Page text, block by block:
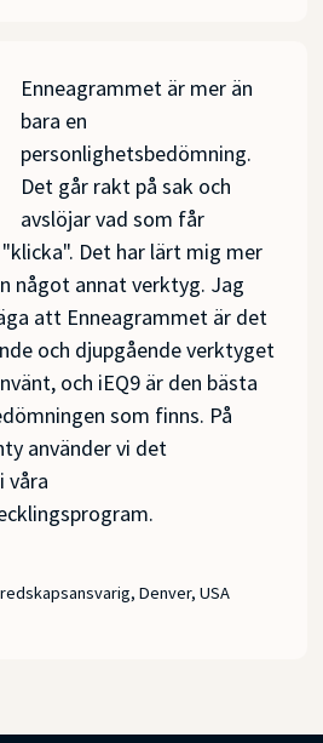
Enneagrammet är mer än
bara en
personlighetsbedömning.
Det går rakt på sak och
avslöjar vad som får
Det har lärt mig mer
något annat verktyg. Jag
att Enneagrammet är det
och djupgående verktyget
och iEQ9 är den bästa
som finns. På
använder vi det
våra
Denver, USA